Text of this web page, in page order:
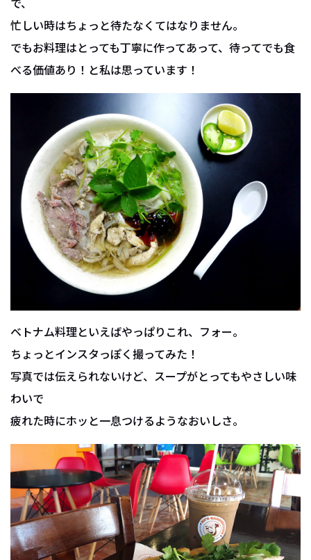
で、
忙しい時はちょっと待たなくてはなりません。
でもお料理はとっても丁寧に作ってあって、待ってでも食
べる価値あり！と私は思っています！
ベトナム料理といえばやっぱりこれ、フォー。
ちょっとインスタっぽく撮ってみた！
写真では伝えられないけど、スープがとってもやさしい味
わいで
疲れた時にホッと一息つけるようなおいしさ。